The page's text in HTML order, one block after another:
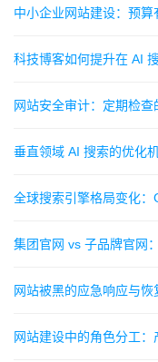
中小企业网站建设：预
科技博客如何提升在 AI
网站安全审计：定期检查
垂直领域 AI 搜索的优化
全球搜索引擎格局变化
集团官网 vs 子品牌官网
网站被黑的应急响应与恢
网站建设中的角色分工